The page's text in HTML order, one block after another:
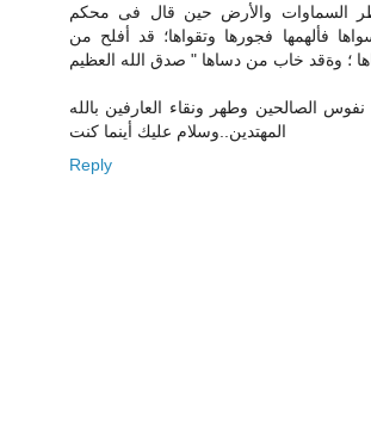
السماوات والأرض حين قال فى محكم
فألهمها فجورها وتقواها؛ قد أفلح من
؛ وةقد خاب من دساها " صدق الله العظيم
نفوس الصالحين وطهر ونقاء العارفين بالله
المهتدين..وسلام عليك أينما كنت
Reply